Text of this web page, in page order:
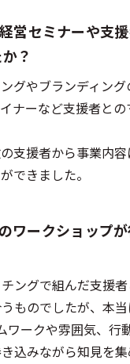
営セミナーや
？
グやブランディン
ナーなど支援者と
支援者から事業内
できました。
のワークショッ
ングで組んだ支援
ものでしたが、本
ワークや雰囲気、
込みながら知見を